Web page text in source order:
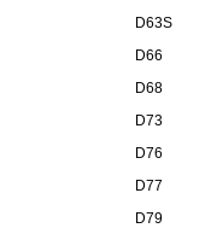
D63S
D66
D68
D73
D76
D77
D79